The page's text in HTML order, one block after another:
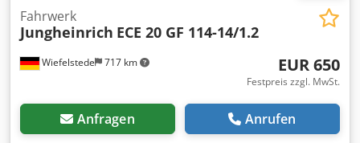
Wiefelstede 717 km
Fahrwerk
Jungheinrich ECE 20 GF 114-14/1.2
EUR 650
Festpreis zzgl. MwSt.
Anfragen Anrufen